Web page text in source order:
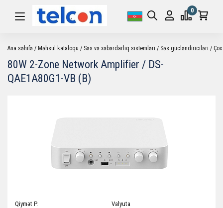
0
Ana səhifə Məhsul kataloqu Səs və xəbərdarlıq sistemləri Səs gücləndiriciləri
80W 2-Zone Network Amplifier / DS-
QAE1A80G1-VB (B)
Qiymət P. Valyuta